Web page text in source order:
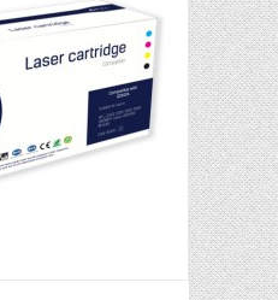
Į KREPŠELĮ